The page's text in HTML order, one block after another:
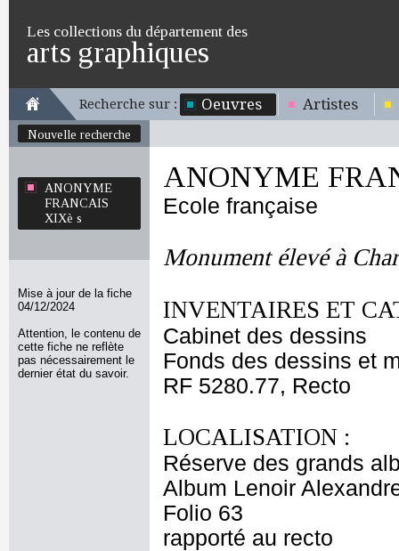
Les collections du département des
arts graphiques
Recherche sur : Oeuvres Artistes
Nouvelle recherche
ANONYME
FRANCAIS
XIXè s
Mise à jour de la fiche
04/12/2024
Attention, le contenu de
cette fiche ne reflète
pas nécessairement le
dernier état du savoir.
ANONYME
Ecole française
Monument élevé à
INVENTAIRES ET
Cabinet des dessins
Fonds des dessins et
RF 5280.77, Recto
LOCALISATION :
Réserve des grands
Album Lenoir
Folio 63
rapporté au recto